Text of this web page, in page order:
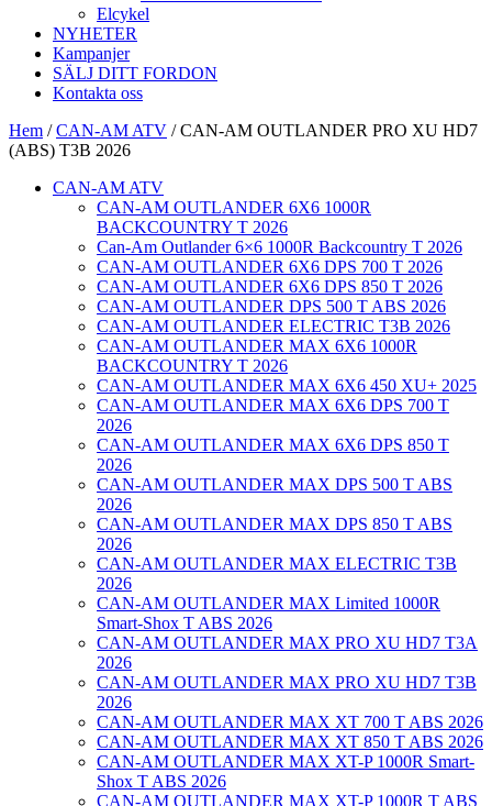
Elcykel
NYHETER
Kampanjer
SÄLJ DITT FORDON
Kontakta oss
Hem /CAN-AM ATV / CAN-AM OUTLANDER PRO XU HD7
(ABS) T3B 2026
CAN-AM ATV
CAN-AM OUTLANDER 6X6 1000R
BACKCOUNTRY T 2026
Can-Am Outlander 6×6 1000R Backcountry T 2026
CAN-AM OUTLANDER 6X6 DPS 700 T 2026
CAN-AM OUTLANDER 6X6 DPS 850 T 2026
CAN-AM OUTLANDER DPS 500 T ABS 2026
CAN-AM OUTLANDER ELECTRIC T3B 2026
CAN-AM OUTLANDER MAX 6X6 1000R
BACKCOUNTRY T 2026
CAN-AM OUTLANDER MAX 6X6 450 XU+ 2025
CAN-AM OUTLANDER MAX 6X6 DPS 700 T
2026
CAN-AM OUTLANDER MAX 6X6 DPS 850 T
2026
CAN-AM OUTLANDER MAX DPS 500 T ABS
2026
CAN-AM OUTLANDER MAX DPS 850 T ABS
2026
CAN-AM OUTLANDER MAX ELECTRIC T3B
2026
CAN-AM OUTLANDER MAX Limited 1000R
Smart-Shox T ABS 2026
CAN-AM OUTLANDER MAX PRO XU HD7 T3A
2026
CAN-AM OUTLANDER MAX PRO XU HD7 T3B
2026
CAN-AM OUTLANDER MAX XT 700 T ABS 2026
CAN-AM OUTLANDER MAX XT 850 T ABS 2026
CAN-AM OUTLANDER MAX XT-P 1000R Smart-
Shox T ABS 2026
CAN-AM OUTLANDER MAX XT-P 1000R T ABS